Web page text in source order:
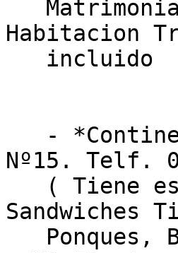
Habitacion
Nº15. Telf.
Sandwiches